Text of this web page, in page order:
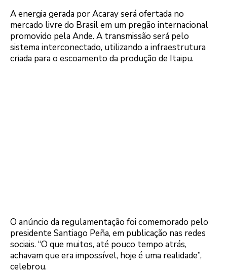
A energia gerada por Acaray será ofertada no
mercado livre do Brasil em um pregão internacional
promovido pela Ande. A transmissão será pelo
sistema interconectado, utilizando a infraestrutura
criada para o escoamento da produção de Itaipu.
O anúncio da regulamentação foi comemorado pelo
presidente Santiago Peña, em publicação nas redes
sociais. “O que muitos, até pouco tempo atrás,
achavam que era impossível, hoje é uma realidade”,
celebrou.